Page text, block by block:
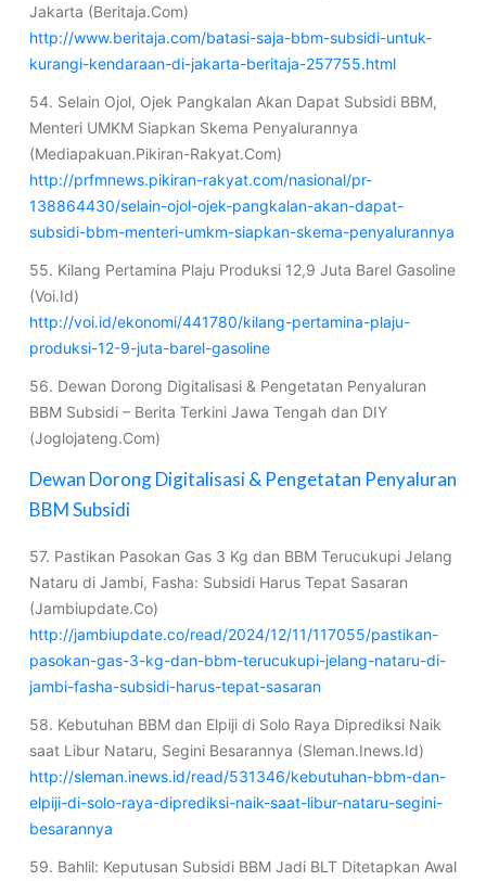
Jakarta (Beritaja.Com)
http://www.beritaja.com/batasi-saja-bbm-subsidi-untuk-
kurangi-kendaraan-di-jakarta-beritaja-257755.html
54. Selain Ojol, Ojek Pangkalan Akan Dapat Subsidi BBM,
Menteri UMKM Siapkan Skema Penyalurannya
(Mediapakuan.Pikiran-Rakyat.Com)
http://prfmnews.pikiran-rakyat.com/nasional/pr-
138864430/selain-ojol-ojek-pangkalan-akan-dapat-
subsidi-bbm-menteri-umkm-siapkan-skema-penyalurannya
55. Kilang Pertamina Plaju Produksi 12,9 Juta Barel Gasoline
(Voi.Id)
http://voi.id/ekonomi/441780/kilang-pertamina-plaju-
produksi-12-9-juta-barel-gasoline
56. Dewan Dorong Digitalisasi & Pengetatan Penyaluran
BBM Subsidi – Berita Terkini Jawa Tengah dan DIY
(Joglojateng.Com)
Dewan Dorong Digitalisasi & Pengetatan Penyaluran
BBM Subsidi
57. Pastikan Pasokan Gas 3 Kg dan BBM Terucukupi Jelang
Nataru di Jambi, Fasha: Subsidi Harus Tepat Sasaran
(Jambiupdate.Co)
http://jambiupdate.co/read/2024/12/11/117055/pastikan-
pasokan-gas-3-kg-dan-bbm-terucukupi-jelang-nataru-di-
jambi-fasha-subsidi-harus-tepat-sasaran
58. Kebutuhan BBM dan Elpiji di Solo Raya Diprediksi Naik
saat Libur Nataru, Segini Besarannya (Sleman.Inews.Id)
http://sleman.inews.id/read/531346/kebutuhan-bbm-dan-
elpiji-di-solo-raya-diprediksi-naik-saat-libur-nataru-segini-
besarannya
59. Bahlil: Keputusan Subsidi BBM Jadi BLT Ditetapkan Awal